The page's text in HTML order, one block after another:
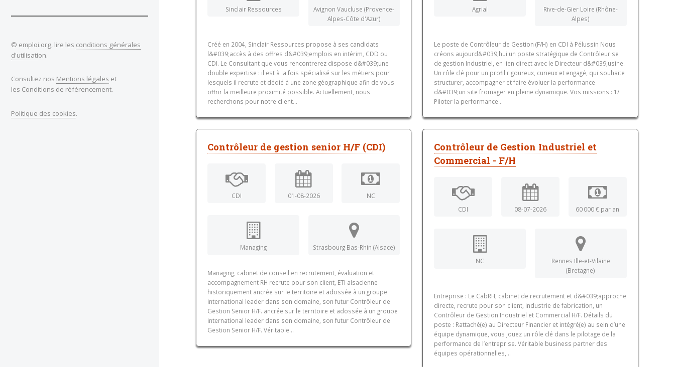
Sinclair Ressources
Avignon Vaucluse (Provence-
Alpes-Côte d'Azur)
Créé en 2004, Sinclair Ressources propose à ses candidats
l&#039;accès à des offres d&#039;emplois en intérim, CDD ou
CDI. Le Consultant que vous rencontrerez dispose d&#039;une
double expertise : il est à la fois spécialisé sur les métiers pour
lesquels il recrute et dédié à une zone géographique afin de vous
offrir la meilleure proximité possible. Actuellement, nous
recherchons pour notre client...
Agrial
Rive-de-Gier Loire (Rhône-
Alpes)
Le poste de Contrôleur de Gestion (F/H) en CDI à Pélussin Nous
créons aujourd&#039;hui un poste stratégique de Contrôleur·se
de gestion Industriel, en lien direct avec le Directeur d&#039;usine.
Un rôle clé pour un profil rigoureux, curieux et engagé, qui souhaite
structurer, accompagner et faire évoluer la performance
d&#039;un site fromager en pleine dynamique. Vos missions : 1/
Piloter la performance...
Contrôleur de gestion senior H/F (CDI)
CDI 01-08-2026 NC
Managing Strasbourg Bas-Rhin (Alsace)
Managing, cabinet de conseil en recrutement, évaluation et
accompagnement RH recrute pour son client, ETI alsacienne
historiquement ancrée sur le territoire et adossée à un groupe
international leader dans son domaine, son futur Contrôleur de
Gestion Senior H/F. ancrée sur le territoire et adossée à un groupe
international leader dans son domaine, son futur Contrôleur de
Gestion Senior H/F. Véritable...
Contrôleur de Gestion Industriel et
Commercial - F/H
CDI 08-07-2026 60 000 € par an
NC
Rennes Ille-et-Vilaine
(Bretagne)
Entreprise : Le CabRH, cabinet de recrutement et d&#039;approche
directe, recrute pour son client, industrie de fabrication, un
Contrôleur de Gestion Industriel et Commercial H/F. Détails du
poste : Rattaché(e) au Directeur Financier et intégré(e) au sein d’une
équipe dynamique, vous jouez un rôle clé dans le pilotage de la
performance de l’entreprise. Véritable business partner des
équipes opérationnelles,...
© emploi.org, lire les conditions générales
d'utilisation.
Consultez nos Mentions légales et
les Conditions de référencement.
Politique des cookies.